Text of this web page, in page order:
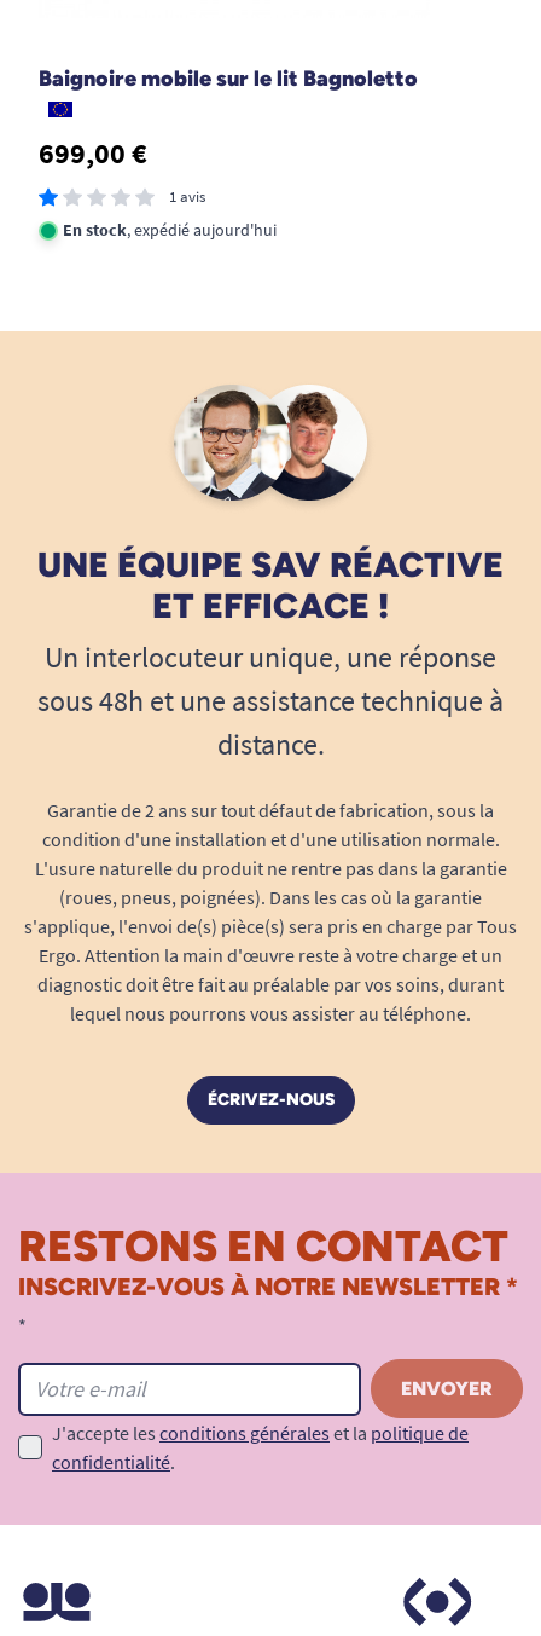
Très bon produit
A. Anonymous
Baignoire mobile sur le lit Bagnoletto
699,00 €
1 avis
En stock, expédié aujourd'hui
UNE ÉQUIPE SAV RÉACTIVE
ET EFFICACE !
Un interlocuteur unique, une réponse
sous 48h et une assistance technique à
distance.
Garantie de 2 ans sur tout défaut de fabrication, sous la
condition d'une installation et d'une utilisation normale.
L'usure naturelle du produit ne rentre pas dans la garantie
(roues, pneus, poignées). Dans les cas où la garantie
s'applique, l'envoi de(s) pièce(s) sera pris en charge par Tous
Ergo. Attention la main d'œuvre reste à votre charge et un
diagnostic doit être fait au préalable par vos soins, durant
lequel nous pourrons vous assister au téléphone.
ÉCRIVEZ-NOUS
RESTONS EN CONTACT
INSCRIVEZ-VOUS À NOTRE NEWSLETTER *
*
J'accepte les conditions générales et la politique de
confidentialité.